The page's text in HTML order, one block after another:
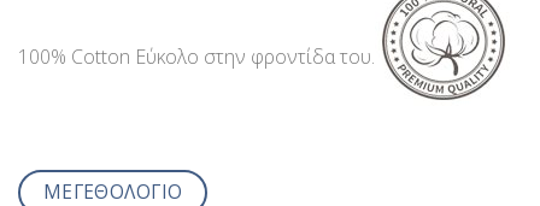
100% Cotton Εύκολο στην φροντίδα του.
ΜΕΓΕΘΟΛΟΓΙΟ